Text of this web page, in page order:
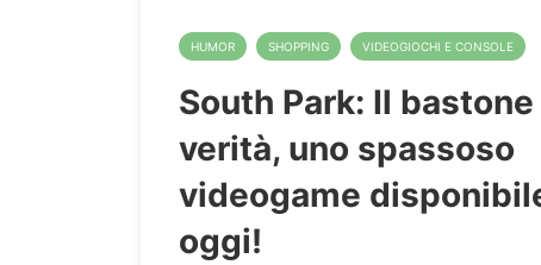
HUMOR SHOPPING VIDEOGIOCHI E CONSOLE
South Park: Il
verità, uno spassoso
videogame
oggi!